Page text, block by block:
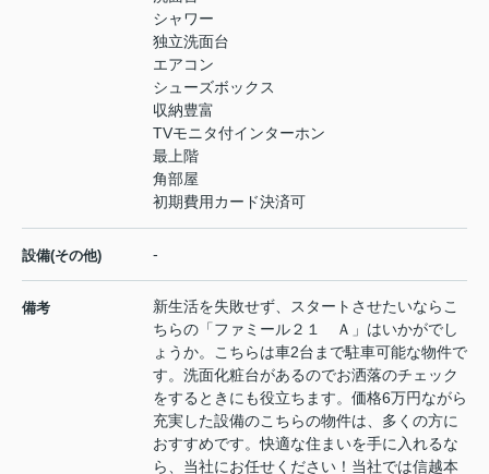
シャワー
独立洗面台
エアコン
シューズボックス
収納豊富
TVモニタ付インターホン
最上階
角部屋
初期費用カード決済可
設備(その他) -
備考
新生活を失敗せず、スタートさせたいならこ
ちらの「ファミール２１ Ａ」はいかがでし
ょうか。こちらは車2台まで駐車可能な物件で
す。洗面化粧台があるのでお洒落のチェック
をするときにも役立ちます。価格6万円ながら
充実した設備のこちらの物件は、多くの方に
おすすめです。快適な住まいを手に入れるな
ら、当社にお任せください！当社では信越本